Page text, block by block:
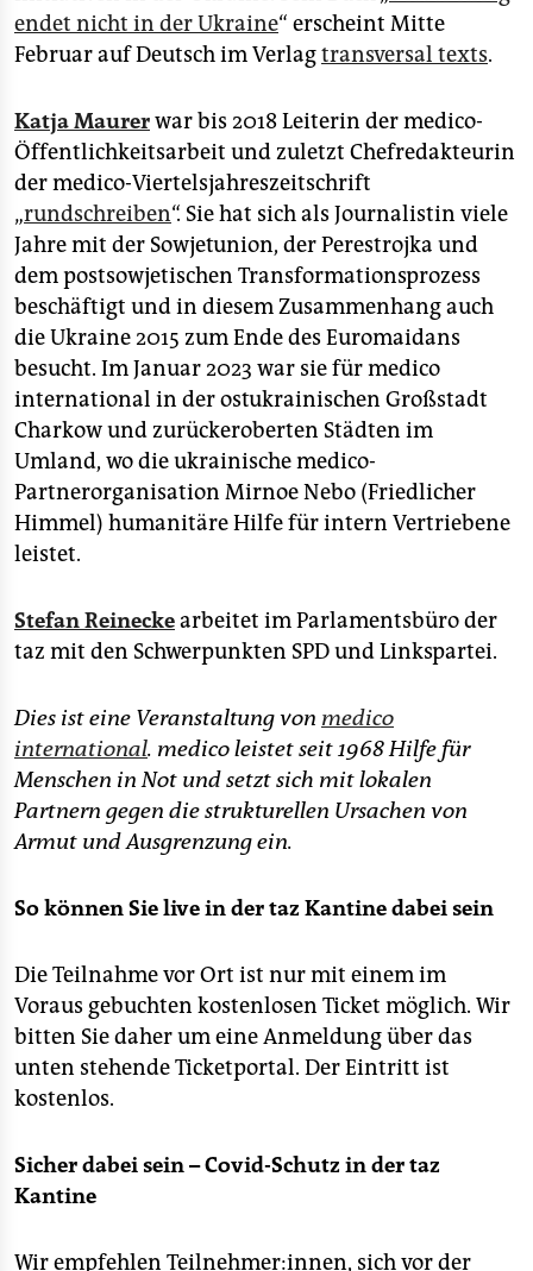
endet nicht in der Ukraine“ erscheint Mitte
Februar auf Deutsch im Verlagtransversal texts.
Katja Maurerwar bis 2018 Leiterin der medico-
Öffentlichkeitsarbeit und zuletzt Chefredakteurin
der medico-Viertelsjahreszeitschrift
„rundschreiben“. Sie hat sich als Journalistin viele
Jahre mit der Sowjetunion, der Perestrojka und
dem postsowjetischen Transformationsprozess
beschäftigt und in diesem Zusammenhang auch
die Ukraine 2015 zum Ende des Euromaidans
besucht. Im Januar 2023 war sie für medico
international in der ostukrainischen Großstadt
Charkow und zurückeroberten Städten im
Umland, wo die ukrainische medico-
Partnerorganisation Mirnoe Nebo (Friedlicher
Himmel) humanitäre Hilfe für intern Vertriebene
leistet.
Stefan Reineckearbeitet im Parlamentsbüro der
taz mit den Schwerpunkten SPD und Linkspartei.
Dies ist eine Veranstaltung von medico
international. medico leistet seit 1968 Hilfe für
Menschen in Not und setzt sich mit lokalen
Partnern gegen die strukturellen Ursachen von
Armut und Ausgrenzung ein.
So können Sie live in der taz Kantine dabei sein
Die Teilnahme vor Ort ist nur mit einem im
Voraus gebuchten kostenlosen Ticket möglich. Wir
bitten Sie daher um eine Anmeldung über das
unten stehende Ticketportal. Der Eintritt ist
kostenlos.
Sicher dabei sein – Covid-Schutz in der taz
Kantine
Wir empfehlen Teilnehmer:innen, sich vor der